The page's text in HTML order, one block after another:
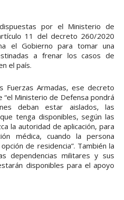
por el Ministerio de
11 del decreto 260/2020
el Gobierno para tomar una
a frenar los casos de
el país.
Fuerzas Armadas, ese decreto
Ministerio de Defensa pondrá
deban estar aislados, las
tenga disponibles, según las
la autoridad de aplicación, para
médica, cuando la persona
de residencia”. También la
dependencias militares y sus
disponibles para el apoyo